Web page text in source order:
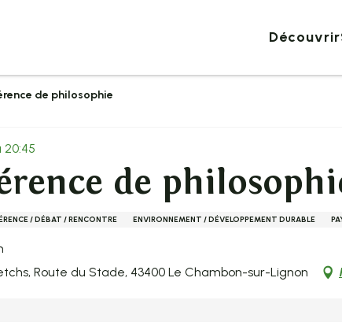
Découvrir
de philosophie
20:45
de
/ DÉBAT / RENCONTRE ENVIRONNEMENT / DÉVELOPPEMENT DURABLE
Route du Stade, 43400 Le Chambon-sur-Lignon